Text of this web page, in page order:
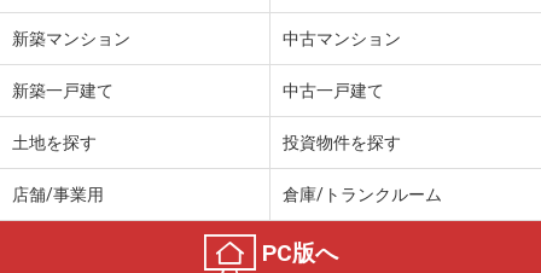
新築マンション 中古マンション
新築一戸建て 中古一戸建て
土地を探す 投資物件を探す
店舗/事業用 倉庫/トランクルーム
PC版へ